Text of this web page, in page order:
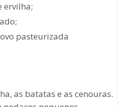
ervilha;
pasteurizada
as batatas e as cenouras.